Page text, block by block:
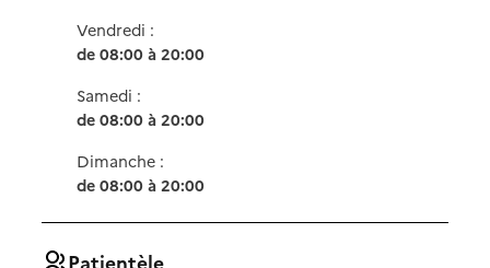
Vendredi :
de 08:00 à 20:00
Samedi :
de 08:00 à 20:00
Dimanche :
de 08:00 à 20:00
Patientèle